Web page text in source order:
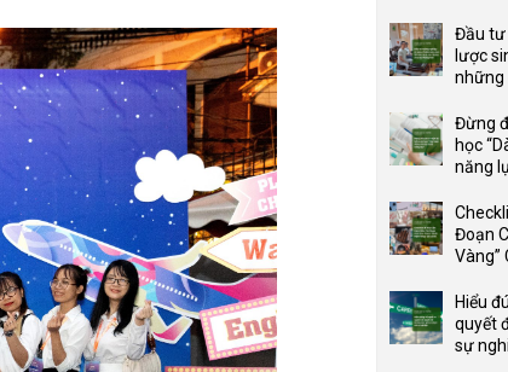
có
bình
luận
Lợi
thế
4F
sức
mạnh
của
đình
trong
định
Đầu tư
lược
những
có
bình
luận
Đầu
tư
hướng
nghiệp
sớm:
Chiến
lược
sinh
Đừng
học
năng
có
bình
luận
Đừng
để
con
có
Đoạn
Vàng”
có
bình
luận
Hiểu
quyết
sự